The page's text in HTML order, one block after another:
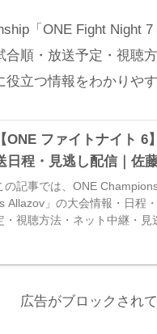
「ONE Fight Night
順・放送予定・視聴
立つ情報をわかりや
【ONE ファイトナイト
日程・見逃し配信｜佐
の記事では、ONE
Allazov」の大会情報・日程
・視聴方法・ネット中継・見
広告がブロックされ